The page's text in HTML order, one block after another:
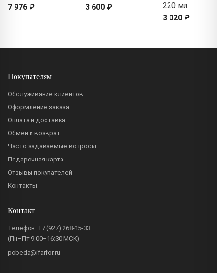
7 976 ₽
3 600 ₽
220 мл.
3 020 ₽
Покупателям
Обслуживание клиентов
Оформление заказа
Оплата и доставка
Обмен и возврат
Часто задаваемые вопросы
Подарочная карта
Отзывы покупателей
Контакты
Контакт
Телефон: +7 (927) 268-15-33
(Пн–Пт 9:00–16:30 МСК)
pobeda@ifarfor.ru